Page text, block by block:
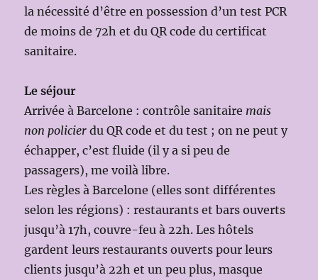
la nécessité d’être en possession d’un test PCR
de moins de 72h et du QR code du certificat
sanitaire.
Le séjour
Arrivée à Barcelone : contrôle sanitaire mais
non policier du QR code et du test ; on ne peut y
échapper, c’est fluide (il y a si peu de
passagers), me voilà libre.
Les règles à Barcelone (elles sont différentes
selon les régions) : restaurants et bars ouverts
jusqu’à 17h, couvre-feu à 22h. Les hôtels
gardent leurs restaurants ouverts pour leurs
clients jusqu’à 22h et un peu plus, masque